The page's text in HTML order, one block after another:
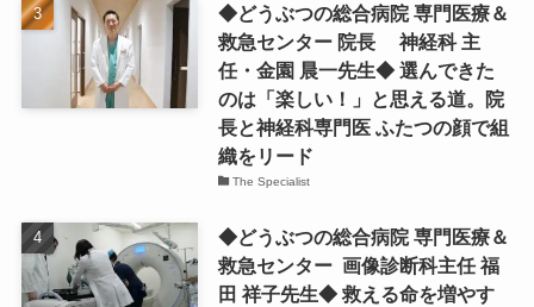
◆どうぶつの総合病院 専門医療＆
救急センター 院長 神経科 主
任・金園 晨一先生◆ 選んできた
のは「楽しい！」と思える道。院
長と神経科専門医 ふたつの顔で組
織をリード
The Specialist
◆どうぶつの総合病院 専門医療＆
救急センター 画像診断科主任 福
田 祥子先生◆ 救える命を増やす